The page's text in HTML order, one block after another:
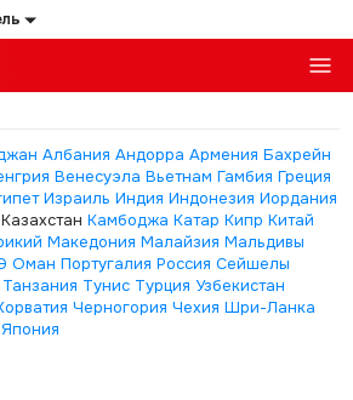
Албания Андорра Армения Бахрейн
Венесуэла Вьетнам Гамбия Греция
Израиль Индия Индонезия Иордания
Казахстан Камбоджа Катар Кипр Китай
Македония Малайзия Мальдивы
Оман Португалия Россия Сейшелы
Танзания Тунис Турция Узбекистан
Черногория Чехия Шри-Ланка
Япония